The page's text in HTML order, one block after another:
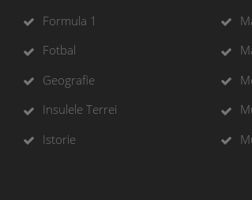
Formula 1
Fotbal
Geografie
Insulele Terrei
Istorie